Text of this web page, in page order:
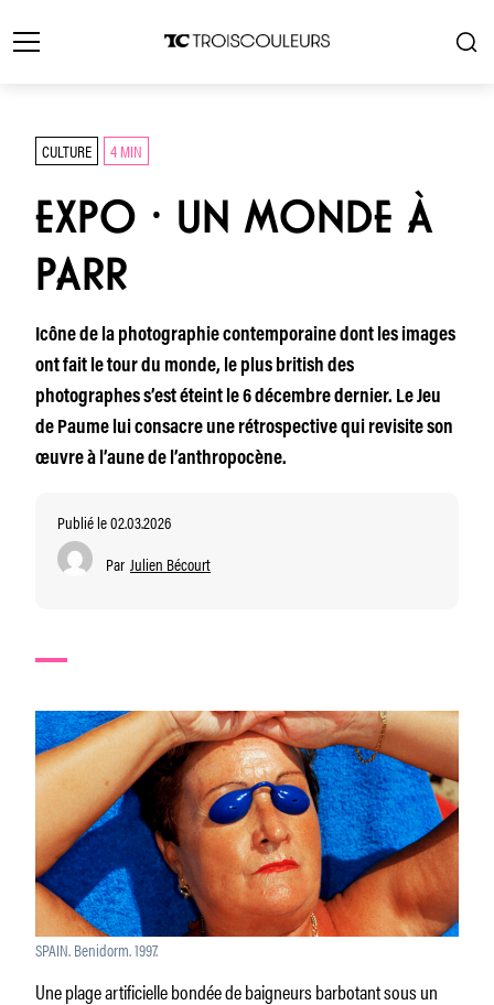
CULTURE 4 MIN
EXPO ⸱ UN MONDE À
PARR
Icône de la photographie contemporaine dont les images
ont fait le tour du monde, le plus british des
photographes s’est éteint le 6 décembre dernier. Le Jeu
de Paume lui consacre une rétrospective qui revisite son
œuvre à l’aune de l’anthropocène.
Publié le 02.03.2026
Par Julien Bécourt
SPAIN. Benidorm. 1997.
Une plage artificielle bondée de baigneurs barbotant sous un